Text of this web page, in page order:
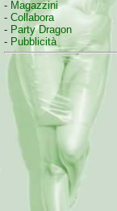
- Magazzini
- Collabora
- Party Dragon
- Pubblicità